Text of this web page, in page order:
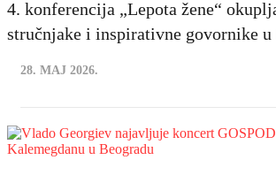
4. konferencija „Lepota žene“
stručnjake i inspirativne govornike
28. MAJ 2026.